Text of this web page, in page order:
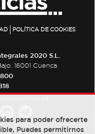
POLÍTICA DE COOKIES
2020 S.L.
16001 Cuenca
para poder ofrecerte
Puedes permitirnos